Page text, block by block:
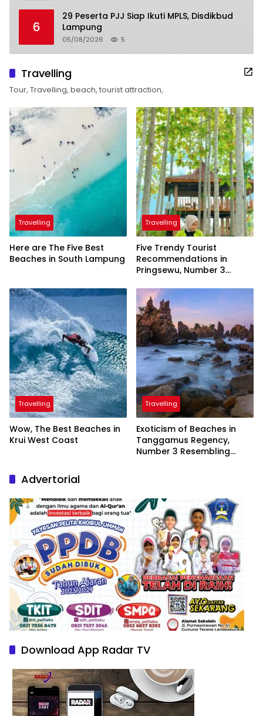
6
29 Peserta PJJ Siap Ikuti MPLS, Disdikbud
Lampung
05/08/2026 5
Travelling
Tour, Travelling, beach, tourist attraction,
Travelling
Here are The Five Best
Beaches in South Lampung
Travelling
Five Trendy Tourist
Recommendations in
Pringsewu, Number 3
President
Travelling
Wow, The Best Beaches in
Krui West Coast
Travelling
Exoticism of Beaches in
Tanggamus Regency,
Number 3 Resembling
Advertorial
Download App Radar TV